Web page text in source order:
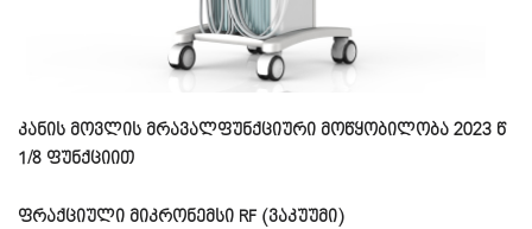
კანის მოვლის მრავალფუნქციური მოწყობილობა 2023 წ
1/8 ფუნქციით
ფრაქციული მიკრონემსი RF (ვაკუუმი)